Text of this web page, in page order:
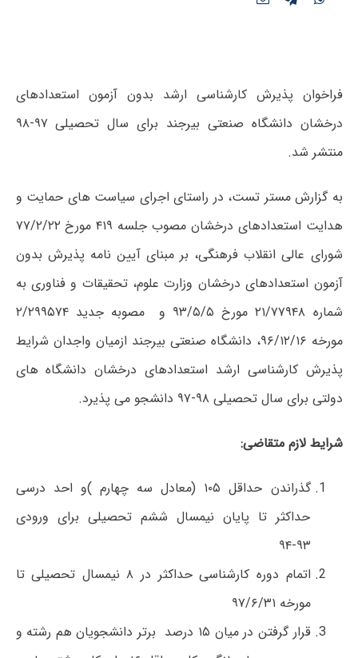
فراخوان پذیرش کارشناسی ارشد بدون آزمون استعدادهای
درخشان دانشگاه صنعتی بیرجند برای سال تحصیلی ۹۷-۹۸
منتشر شد.
به گزارش مستر تست، در راستای اجرای سیاست های حمایت و
هدایت استعدادهای درخشان مصوب جلسه ۴۱۹ مورخ ۷۷/۲/۲۲
شورای عالی انقلاب فرهنگی، بر مبنای آیین نامه پذیرش بدون
آزمون استعدادهای درخشان وزارت علوم، تحقیقات و فناوری به
شماره ۲۱/۷۷۹۴۸ مورخ ۹۳/۵/۵ و مصوبه جدید ۲/۲۹۹۵۷۴
مورخه ۹۶/۱۲/۱۶، دانشگاه صنعتی بیرجند ازمیان واجدان شرایط
پذیرش کارشناسی ارشد استعدادهای درخشان دانشگاه های
دولتی برای سال تحصیلی ۹۸-۹۷ دانشجو می پذیرد.
شرایط لازم متقاضی:
گذراندن حداقل ۱۰۵ (معادل سه چهارم )و احد درسی
حداکثر تا پایان نیمسال ششم تحصیلی برای ورودی
۹۳-۹۴
اتمام دوره کارشناسی حداکثر در ۸ نیمسال تحصیلی تا
مورخه ۹۷/۶/۳۱
قرار گرفتن در میان ۱۵ درصد برتر دانشجویان هم رشته و